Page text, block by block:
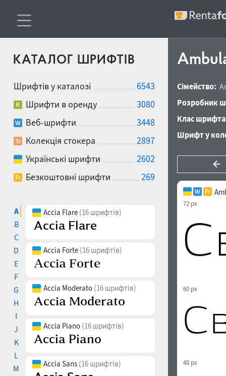
КАТАЛОГ ШРИФТІВ
Шрифтів у каталозі
6543
Шрифти в оренду
3080
Веб-шрифти
3448
Колекція стокера
2897
Українські шрифти
2602
Безкоштовні шрифти
269
A
B
C
D
E
F
G
H
I
J
K
L
M
Accia Flare (16 шрифтів)
Accia Forte (16 шрифтів)
Accia Moderato (16 шрифтів)
Accia Piano (16 шрифтів)
Accia Sans (16 шрифтів)
Сімейство:
Розробник
Клас
Шрифт у
72 px
60 px
48 px